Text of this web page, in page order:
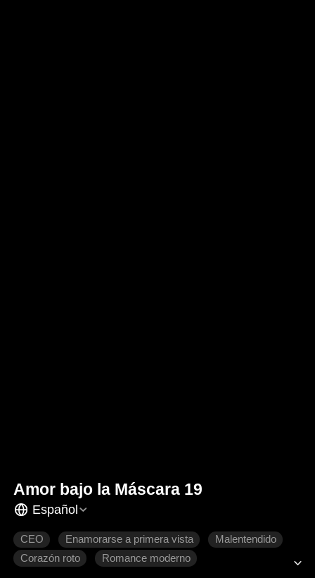
Amor bajo la Máscara 19
Español
CEO Enamorarse a primera vista
Malentendido
Corazón roto
Romance moderno